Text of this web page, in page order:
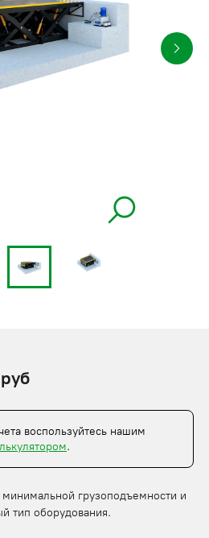
руб
воспользуйтесь нашим
.
грузоподъемности и
тип оборудования.